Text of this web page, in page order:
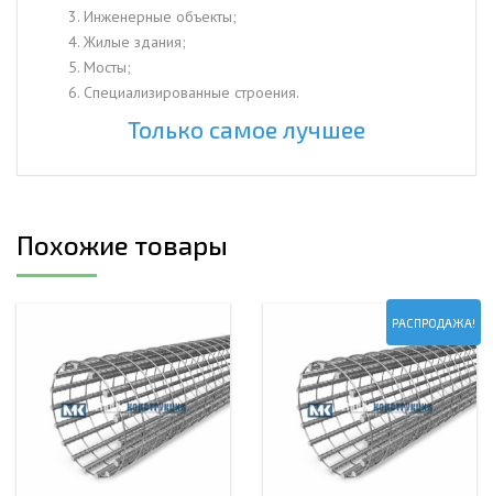
Инженерные объекты;
Жилые здания;
Мосты;
Специализированные строения.
Только самое лучшее
Похожие товары
РАСПРОДАЖА!